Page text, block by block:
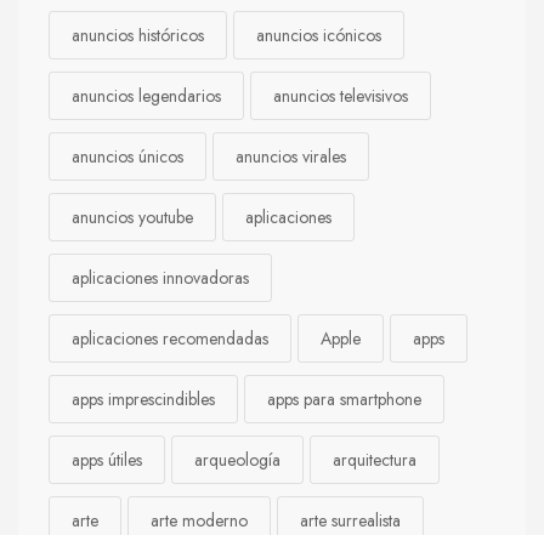
anuncios históricos anuncios icónicos
anuncios legendarios anuncios televisivos
anuncios únicos anuncios virales
anuncios youtube aplicaciones
aplicaciones innovadoras
aplicaciones recomendadas Apple apps
apps imprescindibles apps para smartphone
apps útiles arqueología arquitectura
arte arte moderno arte surrealista